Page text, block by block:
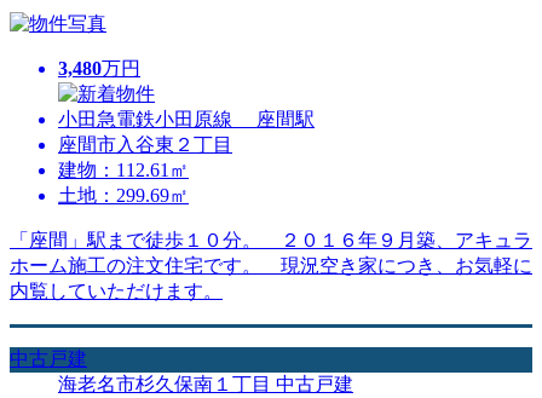
3,480万円
小田急電鉄小田原線 座間駅
座間市入谷東２丁目
建物：112.61㎡
土地：299.69㎡
「座間」駅まで徒歩１０分。 ２０１６年９月築、アキュラ
ホーム施工の注文住宅です。 現況空き家につき、お気軽に
内覧していただけます。
中古戸建
海老名市杉久保南１丁目 中古戸建